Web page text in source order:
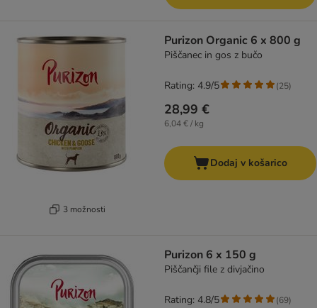
3 možnosti
Purizon Organic 6 x 800 g
Piščanec in gos z bučo
28,99 €
6,04 € / kg
Rating: 4.9/5 (25)
Dodaj v košarico
Purizon 6 x 150 g
Piščančji file z divjačino
Rating: 4.8/5 (69)